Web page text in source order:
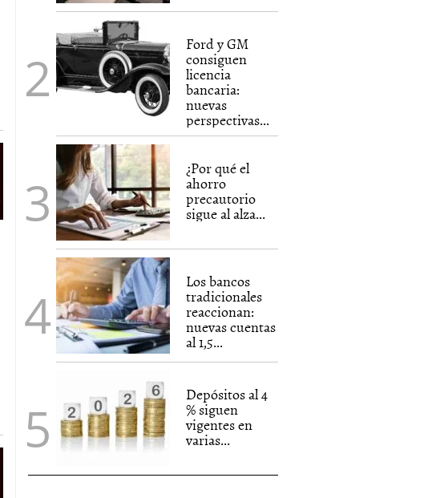
Ford y GM
consiguen
licencia
bancaria:
nuevas
perspectivas...
¿Por qué el
ahorro
precautorio
sigue al alza...
Los bancos
tradicionales
reaccionan:
nuevas cuentas
al 1,5...
Depósitos al 4
% siguen
vigentes en
varias...